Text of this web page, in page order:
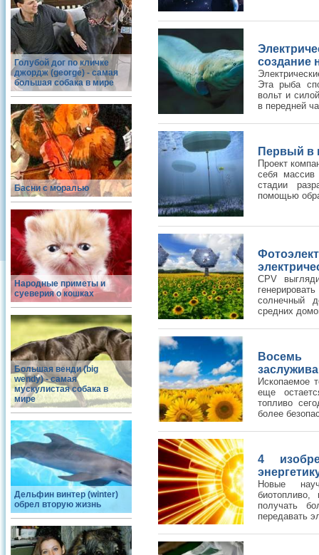
Голубой дог по кличке
джордж (george) - самая
большая собака в мире
Басни с моралью
Народные приметы и
суеверия о кошках
Большая венди (big
wendy) - самая
мускулистая собака в
мире
Дельфин винтер (winter)
обрел вторую жизнь
создание
Эта рыба
вольт и
в передней
Первый в
Проект
себя
стадии
помощью
CPV
солнечный
средних
Восемь
Ископаемое
еще
топливо
более
4
Новые
биотопливо,
получать
передавать